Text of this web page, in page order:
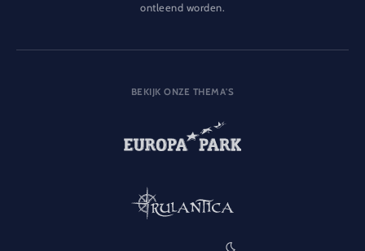
ontleend worden.
BEKIJK ONZE THEMA'S